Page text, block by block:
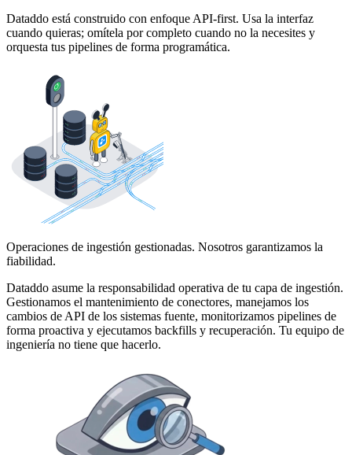
Dataddo está construido con enfoque API-first. Usa la interfaz
cuando quieras; omítela por completo cuando no la necesites y
orquesta tus pipelines de forma programática.
Operaciones de ingestión gestionadas. Nosotros garantizamos la
fiabilidad.
Dataddo asume la responsabilidad operativa de tu capa de ingestión.
Gestionamos el mantenimiento de conectores, manejamos los
cambios de API de los sistemas fuente, monitorizamos pipelines de
forma proactiva y ejecutamos backfills y recuperación. Tu equipo de
ingeniería no tiene que hacerlo.